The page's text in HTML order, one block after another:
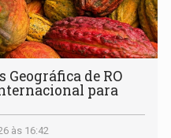
Geográfica de RO
para
às 16:42